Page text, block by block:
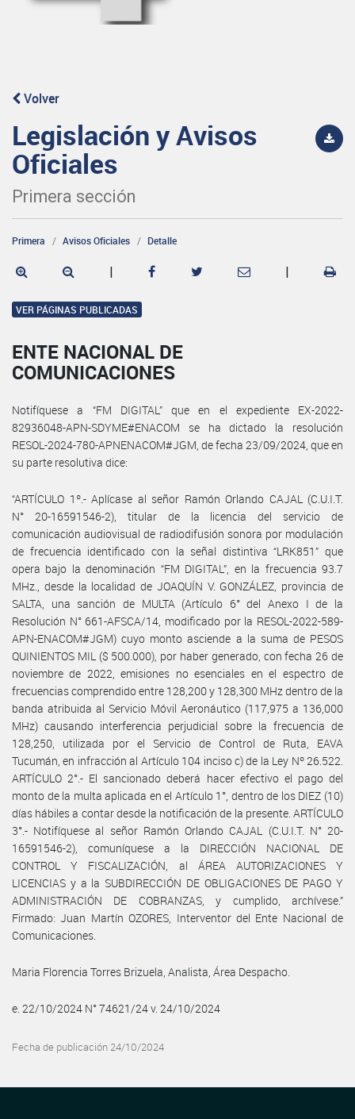
Volver
Legislación y Avisos
Oficiales
Primera sección
Primera Avisos Oficiales Detalle
| |
VER PÁGINAS PUBLICADAS
ENTE NACIONAL DE
COMUNICACIONES
Notifíquese a “FM DIGITAL” que en el expediente EX-2022-
82936048-APN-SDYME#ENACOM se ha dictado la resolución
RESOL-2024-780-APNENACOM#JGM, de fecha 23/09/2024, que en
su parte resolutiva dice:
“ARTÍCULO 1º.- Aplícase al señor Ramón Orlando CAJAL (C.U.I.T.
N° 20-16591546-2), titular de la licencia del servicio de
comunicación audiovisual de radiodifusión sonora por modulación
de frecuencia identificado con la señal distintiva “LRK851” que
opera bajo la denominación “FM DIGITAL”, en la frecuencia 93.7
MHz., desde la localidad de JOAQUÍN V. GONZÁLEZ, provincia de
SALTA, una sanción de MULTA (Artículo 6° del Anexo I de la
Resolución N° 661-AFSCA/14, modificado por la RESOL-2022-589-
APN-ENACOM#JGM) cuyo monto asciende a la suma de PESOS
QUINIENTOS MIL ($ 500.000), por haber generado, con fecha 26 de
noviembre de 2022, emisiones no esenciales en el espectro de
frecuencias comprendido entre 128,200 y 128,300 MHz dentro de la
banda atribuida al Servicio Móvil Aeronáutico (117,975 a 136,000
MHz) causando interferencia perjudicial sobre la frecuencia de
128,250, utilizada por el Servicio de Control de Ruta, EAVA
Tucumán, en infracción al Artículo 104 inciso c) de la Ley Nº 26.522.
ARTÍCULO 2°.- El sancionado deberá hacer efectivo el pago del
monto de la multa aplicada en el Artículo 1°, dentro de los DIEZ (10)
días hábiles a contar desde la notificación de la presente. ARTÍCULO
3°.- Notifíquese al señor Ramón Orlando CAJAL (C.U.I.T. N° 20-
16591546-2), comuníquese a la DIRECCIÓN NACIONAL DE
CONTROL Y FISCALIZACIÓN, al ÁREA AUTORIZACIONES Y
LICENCIAS y a la SUBDIRECCIÓN DE OBLIGACIONES DE PAGO Y
ADMINISTRACIÓN DE COBRANZAS, y cumplido, archívese.”
Firmado: Juan Martín OZORES, Interventor del Ente Nacional de
Comunicaciones.
Maria Florencia Torres Brizuela, Analista, Área Despacho.
e. 22/10/2024 N° 74621/24 v. 24/10/2024
Fecha de publicación 24/10/2024